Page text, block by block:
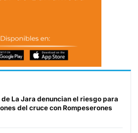
La Jara denuncian el riesgo para
del cruce con Rompeserones